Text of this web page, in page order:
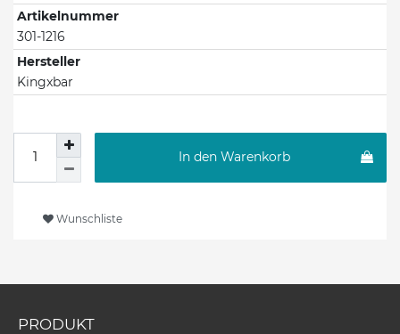
Artikelnummer
301-1216
Hersteller
Kingxbar
In den Warenkorb
Wunschliste
PRODUKT